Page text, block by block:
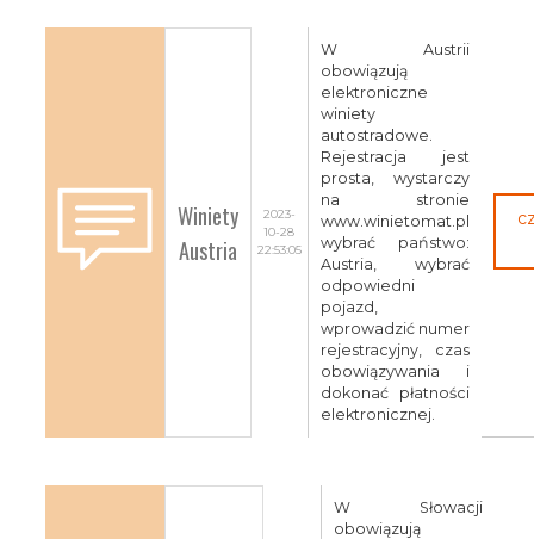
Winiety
Austria
2023-
10-28
22:53:05
W Austrii
obowiązują
elektroniczne
winiety
autostradowe.
Rejestracja jest
prosta, wystarczy
na stronie
www.winietomat.pl
wybrać państwo:
Austria, wybrać
odpowiedni
pojazd,
wprowadzić numer
rejestracyjny, czas
obowiązywania i
dokonać płatności
elektronicznej.
W Słowacji
obowiązują